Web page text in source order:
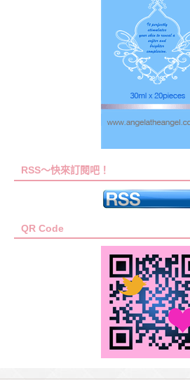
RSS～快來訂閱吧！
QR Code